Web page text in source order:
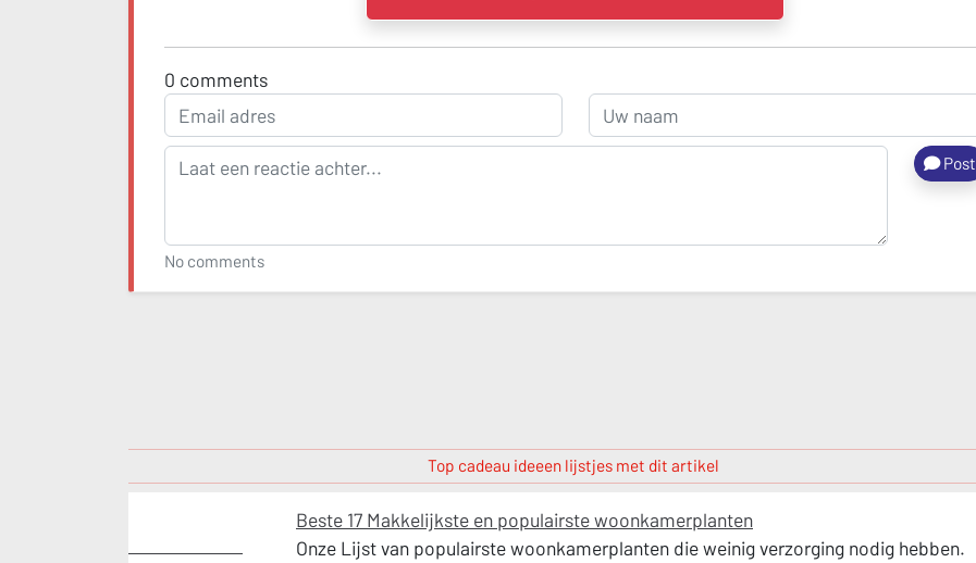
0 comments
Post
No comments
Top cadeau ideeen lijstjes met dit artikel
Beste 17 Makkelijkste en populairste woonkamerplanten
Onze Lijst van populairste woonkamerplanten die weinig verzorging nodig hebben.